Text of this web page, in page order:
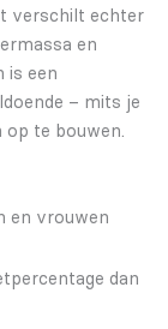
verschilt echter
en
is een
– mits je
te bouwen.
en vrouwen
dan